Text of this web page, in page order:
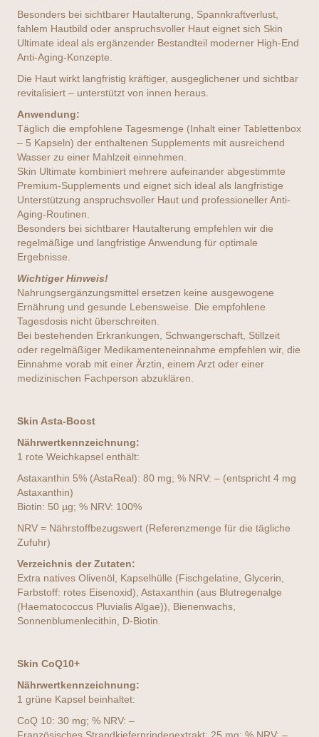
Besonders bei sichtbarer Hautalterung, Spannkraftverlust,
fahlem Hautbild oder anspruchsvoller Haut eignet sich Skin
Ultimate ideal als ergänzender Bestandteil moderner High-End
Anti-Aging-Konzepte.
Die Haut wirkt langfristig kräftiger, ausgeglichener und sichtbar
revitalisiert – unterstützt von innen heraus.
Anwendung:
Täglich die empfohlene Tagesmenge (Inhalt einer Tablettenbox
– 5 Kapseln) der enthaltenen Supplements mit ausreichend
Wasser zu einer Mahlzeit einnehmen.
Skin Ultimate kombiniert mehrere aufeinander abgestimmte
Premium-Supplements und eignet sich ideal als langfristige
Unterstützung anspruchsvoller Haut und professioneller Anti-
Aging-Routinen.
Besonders bei sichtbarer Hautalterung empfehlen wir die
regelmäßige und langfristige Anwendung für optimale
Ergebnisse.
Wichtiger Hinweis!
Nahrungsergänzungsmittel ersetzen keine ausgewogene
Ernährung und gesunde Lebensweise. Die empfohlene
Tagesdosis nicht überschreiten.
Bei bestehenden Erkrankungen, Schwangerschaft, Stillzeit
oder regelmäßiger Medikamenteneinnahme empfehlen wir, die
Einnahme vorab mit einer Ärztin, einem Arzt oder einer
medizinischen Fachperson abzuklären.
Skin Asta-Boost
Nährwertkennzeichnung:
1 rote Weichkapsel enthält:
Astaxanthin 5% (AstaReal): 80 mg; % NRV: – (entspricht 4 mg
Astaxanthin)
Biotin: 50 µg; % NRV: 100%
NRV = Nährstoffbezugswert (Referenzmenge für die tägliche
Zufuhr)
Verzeichnis der Zutaten:
Extra natives Olivenöl, Kapselhülle (Fischgelatine, Glycerin,
Farbstoff: rotes Eisenoxid), Astaxanthin (aus Blutregenalge
(Haematococcus Pluvialis Algae)), Bienenwachs,
Sonnenblumenlecithin, D-Biotin.
Skin CoQ10+
Nährwertkennzeichnung:
1 grüne Kapsel beinhaltet:
CoQ 10: 30 mg; % NRV: –